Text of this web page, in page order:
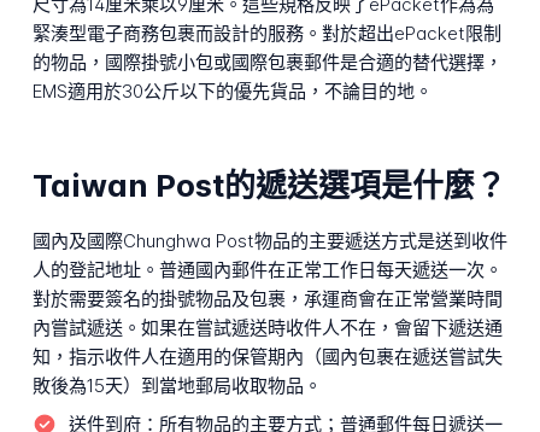
緊湊型電子商務包裹而設計的服務。對於超出ePacket限制
的物品，國際掛號小包或國際包裹郵件是合適的替代選擇，
EMS適用於30公斤以下的優先貨品，不論目的地。
Taiwan Post的遞送選項是什麼？
國內及國際Chunghwa Post物品的主要遞送方式是送到收件
人的登記地址。普通國內郵件在正常工作日每天遞送一次。
對於需要簽名的掛號物品及包裹，承運商會在正常營業時間
內嘗試遞送。如果在嘗試遞送時收件人不在，會留下遞送通
知，指示收件人在適用的保管期內（國內包裹在遞送嘗試失
敗後為15天）到當地郵局收取物品。
送件到府： 所有物品的主要方式；普通郵件每日遞送一